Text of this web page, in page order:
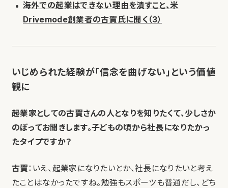
海外での起業はできない理由を潰すこと、米
Drivemode創業者の古賀氏に聞く（3）
いじめられた経験が「信念を曲げない」という価値
観に
――起業家としての古賀さんの人となりを知りたくて、少しさか
のぼってお聞きします。子どもの頃から社長になりたかっ
たタイプですか？
古賀：いえ、起業家になりたいとか、社長になりたいと考え
たことはなかったですね。勉強もスポーツも普通だし、どち